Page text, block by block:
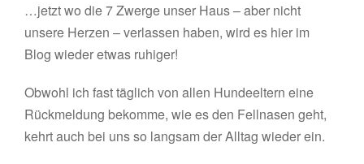
…jetzt wo die 7 Zwerge unser Haus – aber nicht
unsere Herzen – verlassen haben, wird es hier im
Blog wieder etwas ruhiger!
Obwohl ich fast täglich von allen Hundeeltern eine
Rückmeldung bekomme, wie es den Fellnasen geht,
kehrt auch bei uns so langsam der Alltag wieder ein.